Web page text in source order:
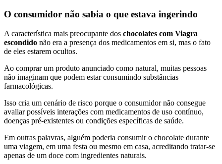
O consumidor não sabia o que estava ingerindo
A característica mais preocupante dos chocolates com Viagra
escondido não era a presença dos medicamentos em si, mas o fato
de eles estarem ocultos.
Ao comprar um produto anunciado como natural, muitas pessoas
não imaginam que podem estar consumindo substâncias
farmacológicas.
Isso cria um cenário de risco porque o consumidor não consegue
avaliar possíveis interações com medicamentos de uso contínuo,
doenças pré-existentes ou condições específicas de saúde.
Em outras palavras, alguém poderia consumir o chocolate durante
uma viagem, em uma festa ou mesmo em casa, acreditando tratar-se
apenas de um doce com ingredientes naturais.